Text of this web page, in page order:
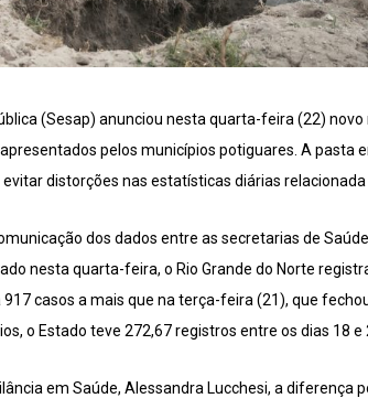
(Sesap) anunciou nesta quarta-feira (22)
pelos municípios potiguares. A pasta
distorções nas estatísticas diárias
dos dados entre as secretarias de
nesta quarta-feira, o Rio Grande do Norte
casos a mais que na terça-feira (21), que
o Estado teve 272,67 registros entre os dias 18 e
em Saúde, Alessandra Lucchesi, a diferença